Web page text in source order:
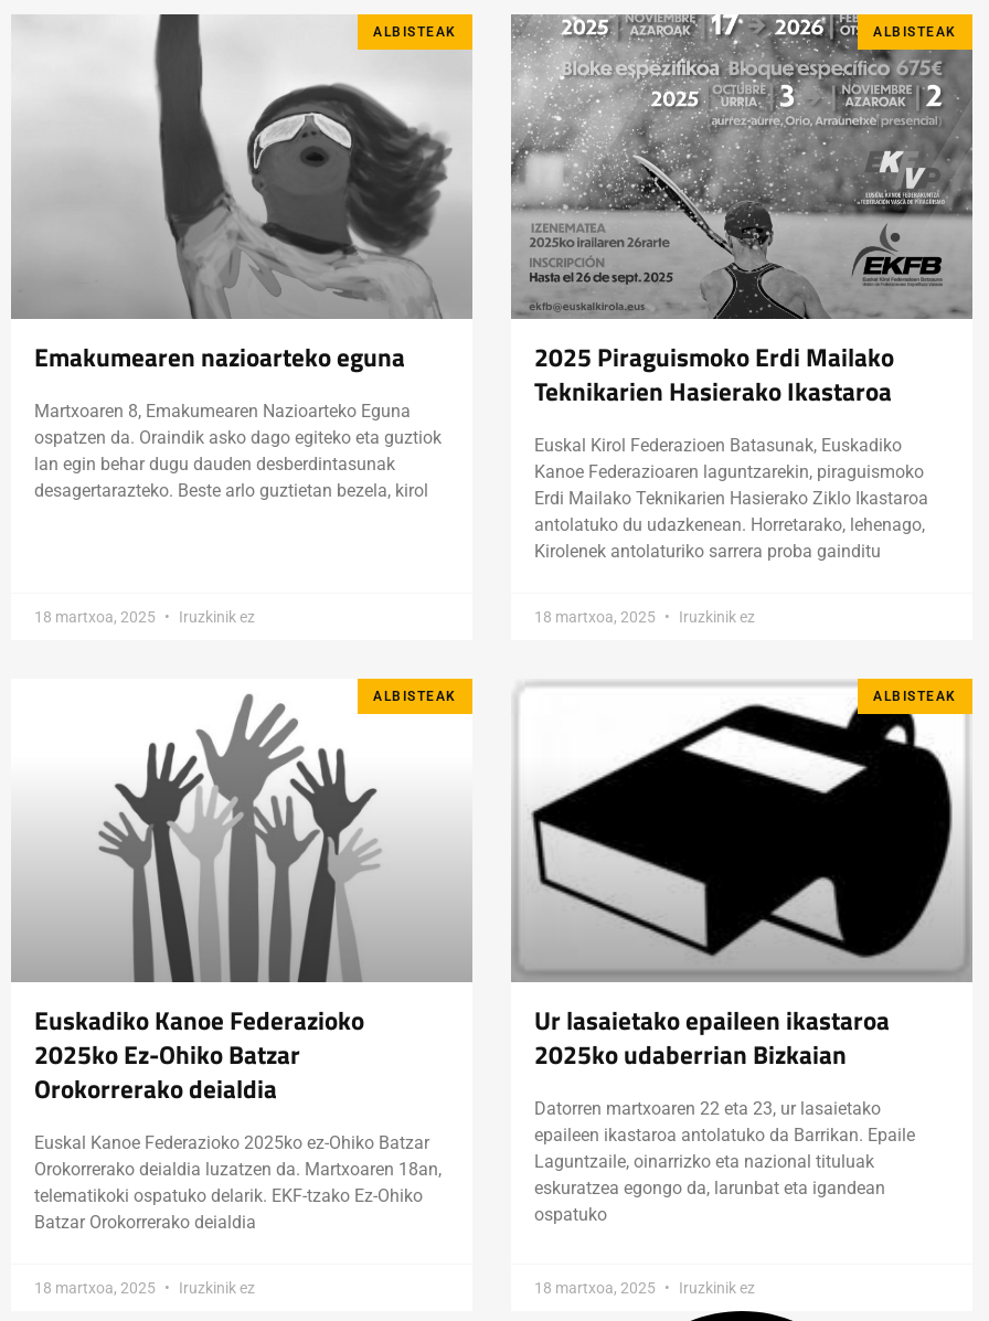
ALBISTEAK
Emakumearen nazioarteko eguna
Martxoaren 8, Emakumearen Nazioarteko Eguna
ospatzen da. Oraindik asko dago egiteko eta guztiok
lan egin behar dugu dauden desberdintasunak
desagertarazteko. Beste arlo guztietan bezela, kirol
18 martxoa, 2025 Iruzkinik ez
ALBISTEAK
2025 Piraguismoko Erdi Mailako
Teknikarien Hasierako Ikastaroa
Euskal Kirol Federazioen Batasunak, Euskadiko
Kanoe Federazioaren laguntzarekin, piraguismoko
Erdi Mailako Teknikarien Hasierako Ziklo Ikastaroa
antolatuko du udazkenean. Horretarako, lehenago,
Kirolenek antolaturiko sarrera proba gainditu
18 martxoa, 2025 Iruzkinik ez
ALBISTEAK
Euskadiko Kanoe Federazioko
2025ko Ez-Ohiko Batzar
Orokorrerako deialdia
Euskal Kanoe Federazioko 2025ko ez-Ohiko Batzar
Orokorrerako deialdia luzatzen da. Martxoaren 18an,
telematikoki ospatuko delarik. EKF-tzako Ez-Ohiko
Batzar Orokorrerako deialdia
18 martxoa, 2025 Iruzkinik ez
ALBISTEAK
Ur lasaietako epaileen ikastaroa
2025ko udaberrian Bizkaian
Datorren martxoaren 22 eta 23, ur lasaietako
epaileen ikastaroa antolatuko da Barrikan. Epaile
Laguntzaile, oinarrizko eta nazional tituluak
eskuratzea egongo da, larunbat eta igandean
ospatuko
18 martxoa, 2025 Iruzkinik ez